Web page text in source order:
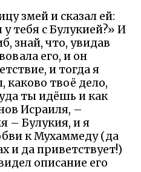
змей и сказал ей:
тебя с Булукией?» И
знай, что, увидав
его, и он
и тогда я
каково твоё дело,
ты идёшь и как
Исраиля, –
– Булукия, и я
к Мухаммеду (да
и да приветствует!)
описание его